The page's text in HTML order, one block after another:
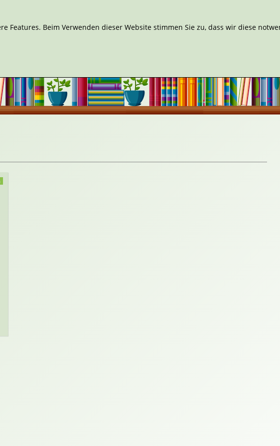
Features. Beim Verwenden dieser Website stimmen Sie zu, dass wir diese